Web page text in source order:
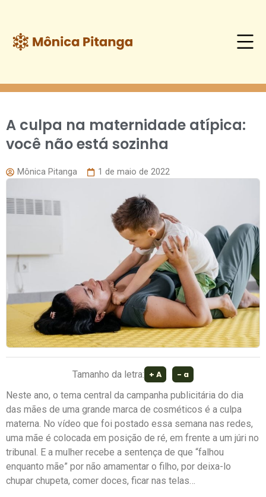
A culpa na maternidade atípica:
você não está sozinha
Mônica Pitanga 1 de maio de 2022
Tamanho da letra: + A - a
Neste ano, o tema central da campanha publicitária do dia
das mães de uma grande marca de cosméticos é a culpa
materna. No vídeo que foi postado essa semana nas redes,
uma mãe é colocada em posição de ré, em frente a um júri no
tribunal. E a mulher recebe a sentença de que “falhou
enquanto mãe” por não amamentar o filho, por deixa-lo
chupar chupeta, comer doces, ficar nas telas…